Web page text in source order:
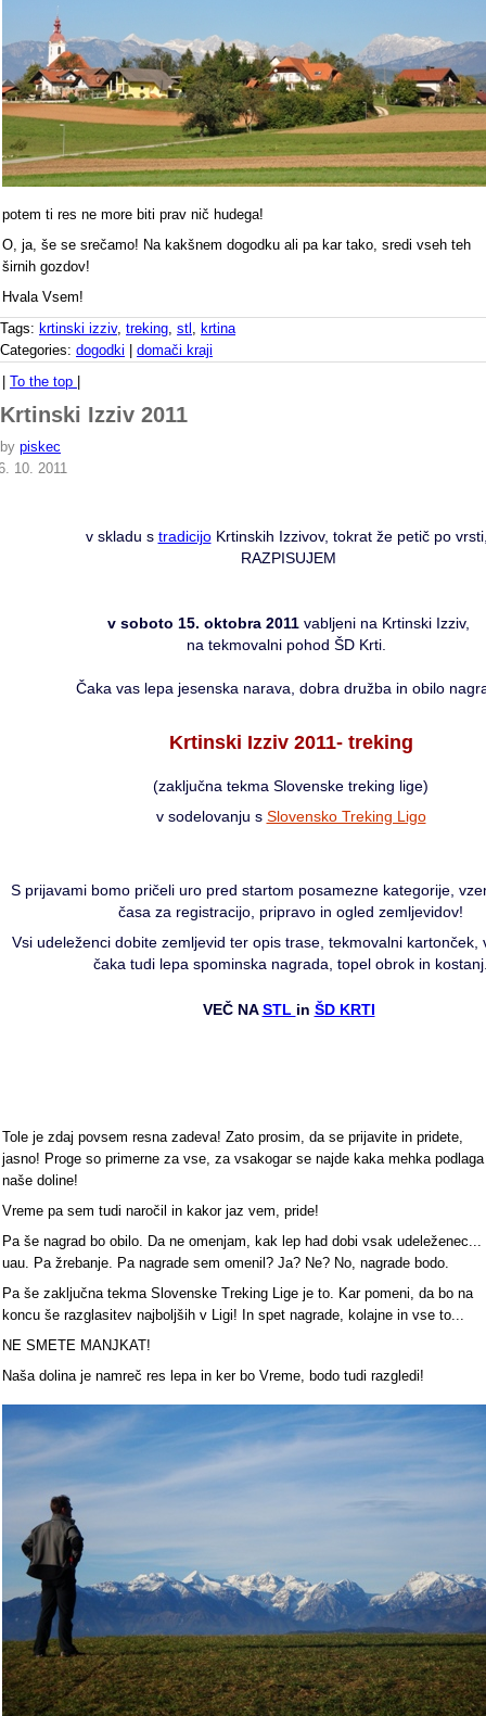
potem ti res ne more biti prav nič hudega!
O, ja, še se srečamo! Na kakšnem dogodku ali pa kar tako, sredi vseh teh
širnih gozdov!
Hvala Vsem!
Tags: krtinski izziv, treking stl
krtina
Categories: dogodki
domači kraji
To the top
Krtinski Izziv 2011
by piskec
10. 2011
v skladu s tradicijoKrtinskih Izzivov, tokrat že petič po
RAZPISUJEM
v soboto 15. oktobra 2011 vabljeni na Krtinski Izziv,
na tekmovalni pohod ŠD Krti.
Čaka vas lepa jesenska narava, dobra družba in obilo
Krtinski Izziv 2011- treking
(zaključna tekma Slovenske treking lige)
v sodelovanju s Slovensko Treking Ligo
S prijavami bomo pričeli uro pred startom posamezne kategorije,
časa za registracijo, pripravo in ogled zemljevidov!
Vsi udeleženci dobite zemljevid ter opis trase, tekmovalni kartonček,
čaka tudi lepa spominska nagrada, topel obrok in
VEČ NASTL in ŠD KRTI
Tole je zdaj povsem resna zadeva! Zato prosim, da se prijavite in pridete,
jasno! Proge so primerne za vse, za vsakogar se najde kaka mehka podlaga
naše doline!
Vreme pa sem tudi naročil in kakor jaz vem, pride!
Pa še nagrad bo obilo. Da ne omenjam, kak lep had dobi vsak udeleženec...
uau. Pa žrebanje. Pa nagrade sem omenil? Ja? Ne? No, nagrade bodo.
Pa še zaključna tekma Slovenske Treking Lige je to. Kar pomeni, da bo na
koncu še razglasitev najboljših v Ligi! In spet nagrade, kolajne in vse to...
NE SMETE MANJKAT!
Naša dolina je namreč res lepa in ker bo Vreme, bodo tudi razgledi!